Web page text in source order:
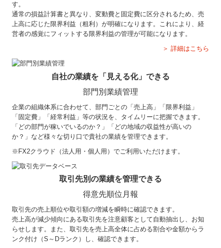
す。
通常の損益計算書と異なり、変動費と固定費に区分されるため、売
上高に応じた限界利益（粗利）が明確になります。これにより、経
営者の感覚にフィットする限界利益の管理が可能になります。
＞ 詳細はこちら
自社の業績を「見える化」できる
部門別業績管理
企業の組織体系に合わせて、部門ごとの「売上高」「限界利益」
「固定費」「経常利益」等の状況を、タイムリーに把握できます。
「どの部門が稼いでいるのか？」「どの地域の収益性が高いの
か？」など様々な切り口で貴社の業績を管理できます。
※ FX2クラウド（法人用・個人用）でご利用いただけます。
取引先別の業績を管理できる
得意先順位月報
取引先の売上順位や取引額の増減を瞬時に確認できます。
売上高が減少傾向にある取引先を注意顧客として自動抽出し、お知
らせします。また、取引先を売上高全体に占める割合や金額からラ
ンク付け（S～Dランク）し、確認できます。